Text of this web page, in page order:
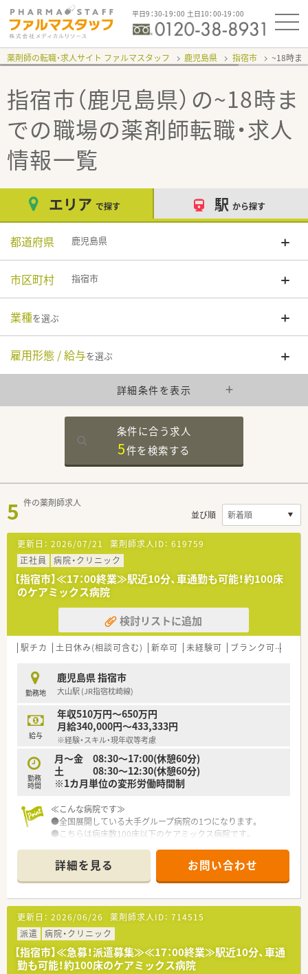
平日9：30-19：00 土日10：00-19：00
薬剤師の転職・求人サイト ファルマスタッフ 鹿児島県 指宿市 ~18時ま
指宿市（鹿児島県）の~18時ま
での職場の薬剤師転職・求人
情報一覧
エリア で探す 駅 から探す
都道府県 鹿児島県
市区町村 指宿市
業種を選ぶ
雇用形態 / 給与を選ぶ
詳細条件を表示
条件に合う求人
5件を検索する
5 件の薬剤師求人
並び順
更新日： 2026/07/21 薬剤師求人ID： 619759
正社員
病院・クリニック
【指宿市】≪17：00終業≫駅近10分、車通勤も可能！約100床
のケアミックス病院
検討リストに追加
駅チカ 土日休み(相談可含む) 新卒可 未経験可 ブランク可
勤務地
鹿児島県 指宿市
大山駅 (JR指宿枕崎線)
給与
年収510万円～650万円
月給340,000円～433,333円
※経験・スキル・現年収等考慮
勤務
時間
月～金 08:30～17:00(休憩60分)
土 08:30～12:30(休憩60分)
※1カ月単位の変形労働時間制
≪こんな病院です≫
●全国展開している大手グループ病院の1つになります。
●こちらは病床数100床以下のケアミックス病院です。
協力しながら業務を行っております。
●各種手当や研修体制など、福利厚生が整っています。
●奨学金制度もございます。
詳細を見る お問い合わせ
更新日： 2026/06/26 薬剤師求人ID： 714515
派遣
病院・クリニック
【指宿市】≪急募！派遣募集≫≪17：00終業≫駅近10分、車通
勤も可能！約100床のケアミックス病院